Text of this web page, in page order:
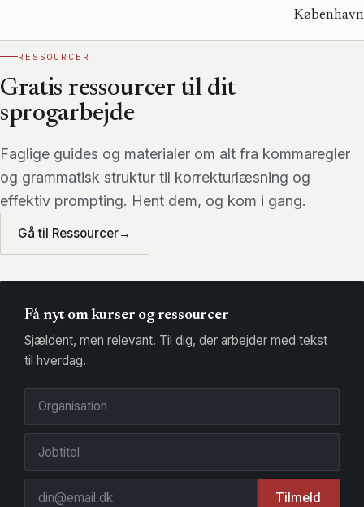
København
RESSOURCER
Gratis ressourcer til dit
sprogarbejde
Faglige guides og materialer om alt fra kommaregler
og grammatisk struktur til korrekturlæsning og
effektiv prompting. Hent dem, og kom i gang.
Gå til Ressourcer→
Få nyt om kurser og ressourcer
Sjældent, men relevant. Til dig, der arbejder med tekst
til hverdag.
Organisation
Jobtitel
Din
Tilmeld